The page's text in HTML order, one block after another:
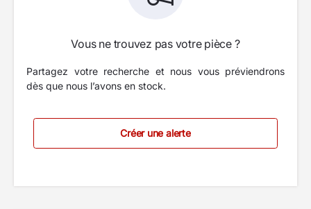
Vous ne trouvez pas votre pièce ?
Partagez votre recherche et nous vous préviendrons
dès que nous l’avons en stock.
Créer une alerte